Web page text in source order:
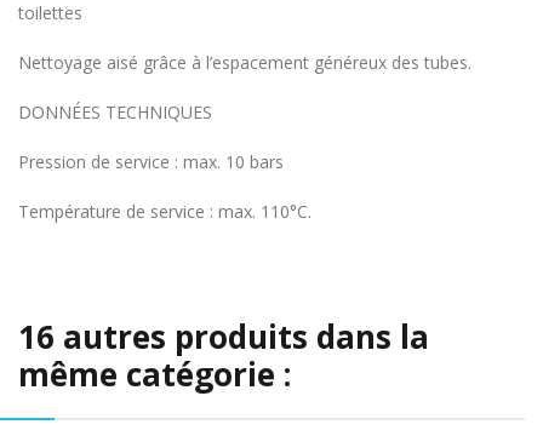
toilettes
Nettoyage aisé grâce à l’espacement généreux des tubes.
DONNÉES TECHNIQUES
Pression de service : max. 10 bars
Température de service : max. 110°C.
16 autres produits dans la
même catégorie :